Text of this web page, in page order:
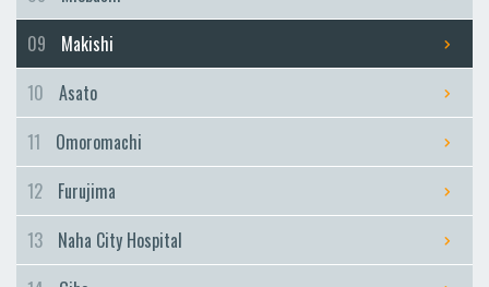
Ishimine
Gibo
Kyozuka
09
Makishi
10
Asato
11
Omoromachi
12
Furujima
13
Naha City Hospital